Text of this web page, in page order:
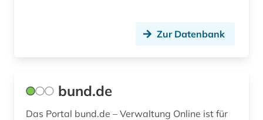
adressbuch (1)
Zur Datenbank
bund.de
Das Portal bund.de – Verwaltung Online ist für